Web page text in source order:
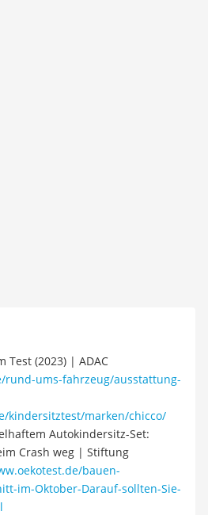
Test (2023) | ADAC
rund-ums-fahrzeug/ausstattung-
kindersitztest/marken/chicco/
Autokindersitz-Set:
Crash weg | Stiftung
bauen-
im-Oktober-Darauf-sollten-Sie-